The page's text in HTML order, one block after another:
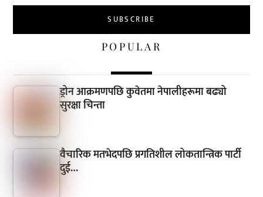
POPULAR
ड्रोन आक्रमणपछि कुवेतमा नेपालीहरूमा बढ्यो
सुरक्षा चिन्ता
वैचारिक मतभेदपछि प्रगतिशील लोकतान्त्रिक पार्टी
दुई…